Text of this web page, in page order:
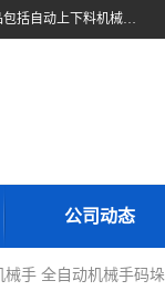
东莞市久伍智能科技有限公司是一家致力于工业机器人和工业自动化领域提供坐标机 械手解决方案的民族品牌企业。 本公司产品包括自动上下料机械手、多轴机械手、直线电机、精密定位滑台、线性滑台、重型模组、地轨等高精密传动组件。公司集设计，研发，制造及销售于一体的高科技企业。 将持续创新，更加专注于线性传动技术与产品研发，为您提供更、精密、可靠的产品与 技术，为中国自动化核心零部件做出贡献。
公司动态
手 全自动机械手码